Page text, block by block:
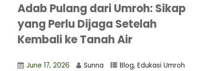
Adab Pulang dari Umroh: Sikap
yang Perlu Dijaga Setelah
Kembali ke Tanah Air
June 17, 2026 Sunna Blog, Edukasi Umroh